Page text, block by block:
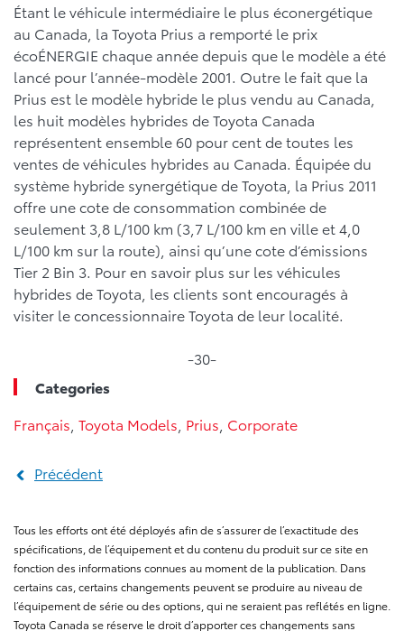
Étant le véhicule intermédiaire le plus éconergétique
au Canada, la Toyota Prius a remporté le prix
écoÉNERGIE chaque année depuis que le modèle a été
lancé pour l’année-modèle 2001. Outre le fait que la
Prius est le modèle hybride le plus vendu au Canada,
les huit modèles hybrides de Toyota Canada
représentent ensemble 60 pour cent de toutes les
ventes de véhicules hybrides au Canada. Équipée du
système hybride synergétique de Toyota, la Prius 2011
offre une cote de consommation combinée de
seulement 3,8 L/100 km (3,7 L/100 km en ville et 4,0
L/100 km sur la route), ainsi qu’une cote d’émissions
Tier 2 Bin 3. Pour en savoir plus sur les véhicules
hybrides de Toyota, les clients sont encouragés à
visiter le concessionnaire Toyota de leur localité.
-30-
Categories
Français Toyota Models Prius Corporate
Précédent
Tous les efforts ont été déployés afin de s’assurer de l’exactitude des
spécifications, de l’équipement et du contenu du produit sur ce site en
fonction des informations connues au moment de la publication. Dans
certains cas, certains changements peuvent se produire au niveau de
l’équipement de série ou des options, qui ne seraient pas reflétés en ligne.
Toyota Canada se réserve le droit d’apporter ces changements sans